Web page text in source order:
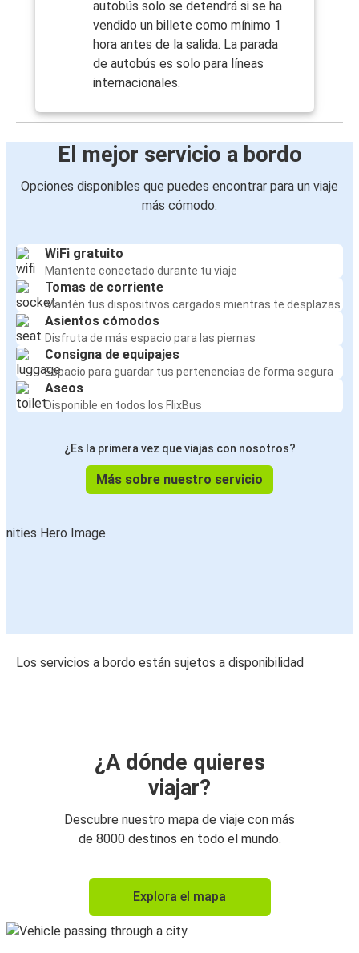
autobús solo se detendrá si se ha
vendido un billete como mínimo 1
hora antes de la salida. La parada
de autobús es solo para líneas
internacionales.
El mejor servicio a bordo
Opciones disponibles que puedes encontrar para un viaje
más cómodo:
WiFi gratuito
Mantente conectado durante tu viaje
Tomas de corriente
Mantén tus dispositivos cargados mientras te desplazas
Asientos cómodos
Disfruta de más espacio para las piernas
Consigna de equipajes
Espacio para guardar tus pertenencias de forma segura
Aseos
Disponible en todos los FlixBus
¿Es la primera vez que viajas con nosotros?
Más sobre nuestro servicio
Los servicios a bordo están sujetos a disponibilidad
¿A dónde quieres
viajar?
Descubre nuestro mapa de viaje con más
de 8000 destinos en todo el mundo.
Explora el mapa